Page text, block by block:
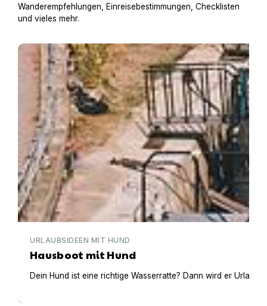
Wanderempfehlungen, Einreisebestimmungen, Checklisten
und vieles mehr.
Hausboot mit Hund
URLAUBSIDEEN MIT HUND
Hausboot mit Hund
Dein Hund ist eine richtige Wasserratte? Dann wird er